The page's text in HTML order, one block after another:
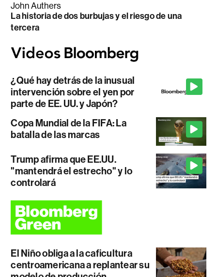
John Authers
La historia de dos burbujas y el riesgo de una
tercera
¿Qué hay detrás de la inusual
intervención sobre el yen por
parte de EE. UU. y Japón?
Copa Mundial de la FIFA: La
batalla de las marcas
Trump afirma que EE.UU.
"mantendrá el estrecho" y lo
controlará
El Niño obliga a la caficultura
centroamericana a replantear su